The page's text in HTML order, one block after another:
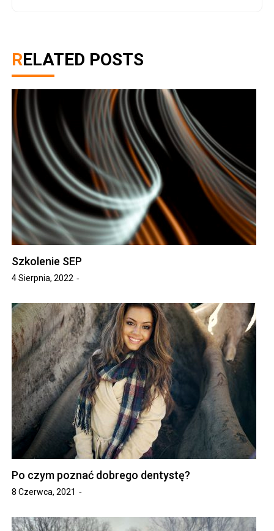
RELATED POSTS
Szkolenie SEP
4 Sierpnia, 2022
Po czym poznać dobrego dentystę?
8 Czerwca, 2021